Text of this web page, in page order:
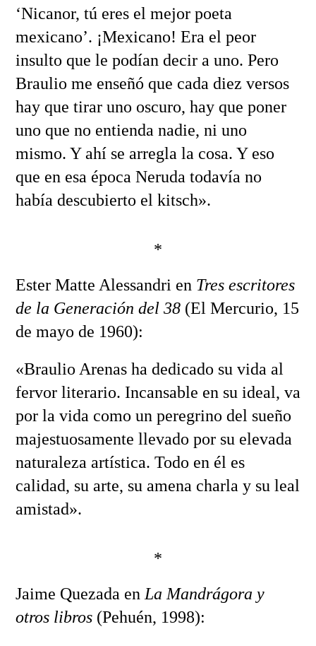
‘Nicanor, tú eres el mejor poeta
mexicano’. ¡Mexicano! Era el peor
insulto que le podían decir a uno. Pero
Braulio me enseñó que cada diez versos
hay que tirar uno oscuro, hay que poner
uno que no entienda nadie, ni uno
mismo. Y ahí se arregla la cosa. Y eso
que en esa época Neruda todavía no
había descubierto el kitsch».
*
Ester Matte Alessandri en Tres escritores
de la Generación del 38(El Mercurio, 15
de mayo de 1960):
«Braulio Arenas ha dedicado su vida al
fervor literario. Incansable en su ideal, va
por la vida como un peregrino del sueño
majestuosamente llevado por su elevada
naturaleza artística. Todo en él es
calidad, su arte, su amena charla y su leal
amistad».
*
Jaime Quezada en La Mandrágora y
otros libros(Pehuén, 1998):